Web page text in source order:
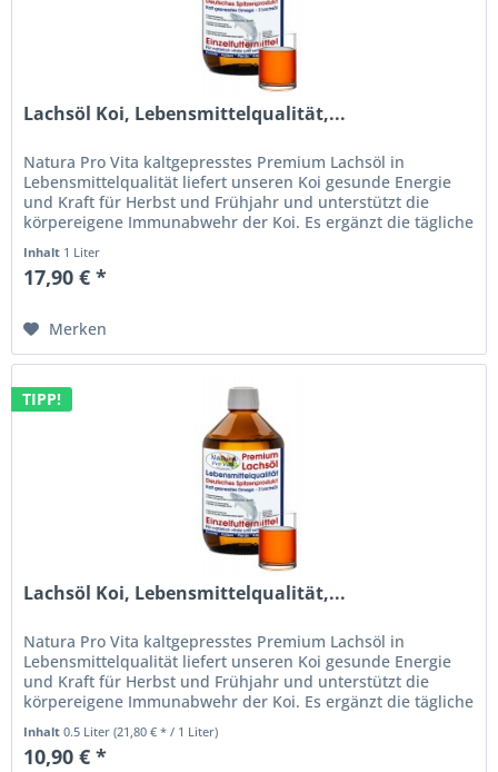
Lachsöl Koi, Lebensmittelqualität,...
Natura Pro Vita kaltgepresstes Premium Lachsöl in
Lebensmittelqualität liefert unseren Koi gesunde Energie
und Kraft für Herbst und Frühjahr und unterstützt die
körpereigene Immunabwehr der Koi. Es ergänzt die tägliche
Inhalt 1 Liter
17,90 € *
Merken
TIPP!
Lachsöl Koi, Lebensmittelqualität,...
Natura Pro Vita kaltgepresstes Premium Lachsöl in
Lebensmittelqualität liefert unseren Koi gesunde Energie
und Kraft für Herbst und Frühjahr und unterstützt die
körpereigene Immunabwehr der Koi. Es ergänzt die tägliche
Koi - Ernährung...
Inhalt0.5 Liter(21,80 € * / 1 Liter)
10,90 € *